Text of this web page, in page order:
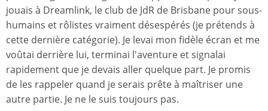
jouais à Dreamlink, le club de JdR de Brisbane pour sous-
humains et rôlistes vraiment désespérés (je prétends à
cette dernière catégorie). Je levai mon fidèle écran et me
voûtai derrière lui, terminai l'aventure et signalai
rapidement que je devais aller quelque part. Je promis
de les rappeler quand je serais prête à maîtriser une
autre partie. Je ne le suis toujours pas.